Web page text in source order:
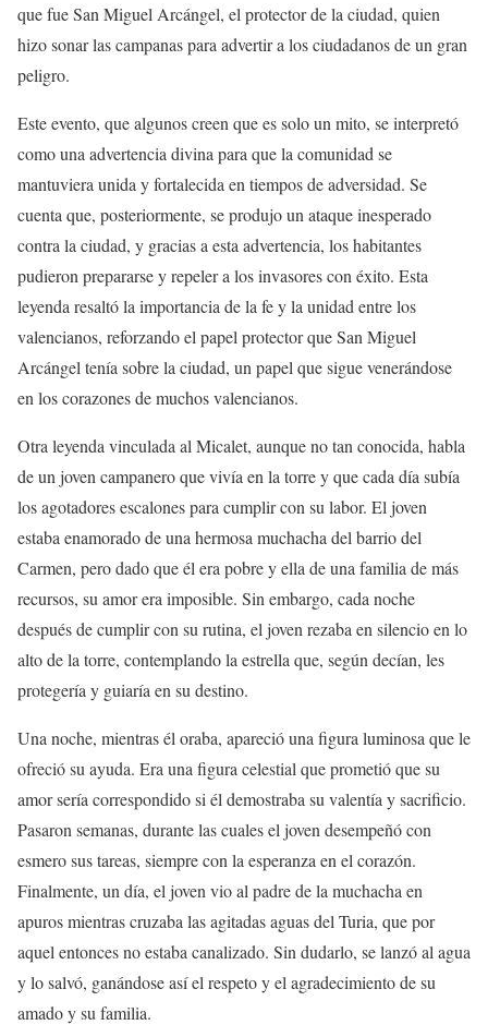
que fue San Miguel Arcángel, el protector de la ciudad, quien
hizo sonar las campanas para advertir a los ciudadanos de un gran
peligro.
Este evento, que algunos creen que es solo un mito, se interpretó
como una advertencia divina para que la comunidad se
mantuviera unida y fortalecida en tiempos de adversidad. Se
cuenta que, posteriormente, se produjo un ataque inesperado
contra la ciudad, y gracias a esta advertencia, los habitantes
pudieron prepararse y repeler a los invasores con éxito. Esta
leyenda resaltó la importancia de la fe y la unidad entre los
valencianos, reforzando el papel protector que San Miguel
Arcángel tenía sobre la ciudad, un papel que sigue venerándose
en los corazones de muchos valencianos.
Otra leyenda vinculada al Micalet, aunque no tan conocida, habla
de un joven campanero que vivía en la torre y que cada día subía
los agotadores escalones para cumplir con su labor. El joven
estaba enamorado de una hermosa muchacha del barrio del
Carmen, pero dado que él era pobre y ella de una familia de más
recursos, su amor era imposible. Sin embargo, cada noche
después de cumplir con su rutina, el joven rezaba en silencio en lo
alto de la torre, contemplando la estrella que, según decían, les
protegería y guiaría en su destino.
Una noche, mientras él oraba, apareció una figura luminosa que le
ofreció su ayuda. Era una figura celestial que prometió que su
amor sería correspondido si él demostraba su valentía y sacrificio.
Pasaron semanas, durante las cuales el joven desempeñó con
esmero sus tareas, siempre con la esperanza en el corazón.
Finalmente, un día, el joven vio al padre de la muchacha en
apuros mientras cruzaba las agitadas aguas del Turia, que por
aquel entonces no estaba canalizado. Sin dudarlo, se lanzó al agua
y lo salvó, ganándose así el respeto y el agradecimiento de su
amado y su familia.